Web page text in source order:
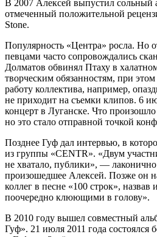
В 2007 Алексей выпустил сольный
отмеченный положительной
Stone.
Популярность «Центра» росла. Но
певцами часто сопровождались
Долматов обвинял Птаху в
творческим обязанностям, при
работу коллектива, например,
не приходит на съемки клипов. 6
концерт в Луганске. Что произошло
но это стало отправной точкой
Позднее Гуф дал интервью, в
из группы «CENTR». «Двум
не хватало, публики», —
произошедшее Алексей. Позже он
коллег в песне «100 строк»,
поочередно клюющими в голову».
В 2010 году вышел совместный
Гуф». 21 июля 2011 года состоялся